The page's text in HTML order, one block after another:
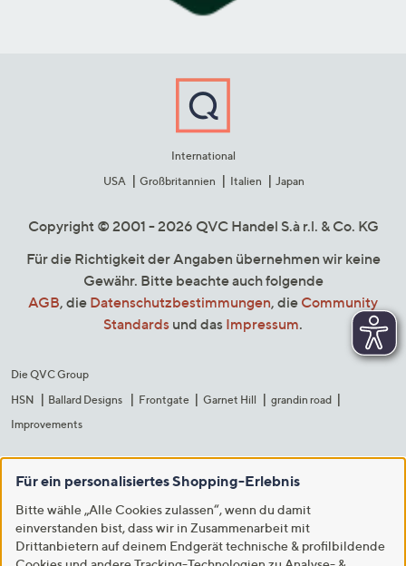
International
USA
Großbritannien Italien Japan
Copyright © 2001 - 2026 QVC Handel S.à r.l. & Co. KG
Für die Richtigkeit der Angaben übernehmen wir keine
Gewähr. Bitte beachte auch folgende
AGB, die Datenschutzbestimmungen, die Community
Standards und das Impressum.
Die QVC Group
HSN
Ballard Designs Frontgate Garnet Hill
grandin road
Improvements
Für ein personalisiertes Shopping-Erlebnis
Bitte wähle „Alle Cookies zulassen“, wenn du damit
einverstanden bist, dass wir in Zusammenarbeit mit
Drittanbietern auf deinem Endgerät technische & profilbildende